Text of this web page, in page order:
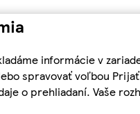
informácie v
spravovať voľbou
o prehliadaní. Vaše